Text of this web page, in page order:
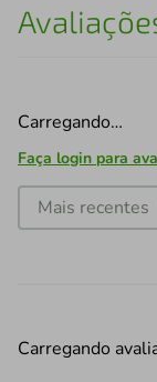
Carregando…
Faça login para
Mais recentes
Carregando